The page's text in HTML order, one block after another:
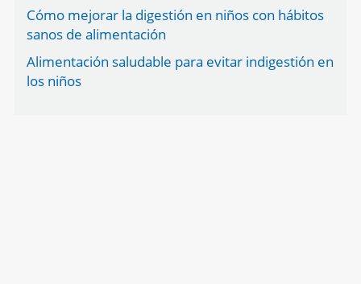
Cómo mejorar la digestión en niños con hábitos
sanos de alimentación
Alimentación saludable para evitar indigestión en
los niños